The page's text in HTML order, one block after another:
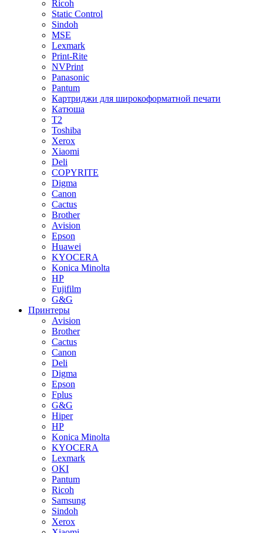
Ricoh
Static Control
Sindoh
MSE
Lexmark
Print-Rite
NVPrint
Panasonic
Pantum
Картриджи для широкоформатной печати
Катюша
T2
Toshiba
Xerox
Xiaomi
Deli
COPYRITE
Digma
Canon
Cactus
Brother
Avision
Epson
Huawei
KYOCERA
Konica Minolta
HP
Fujifilm
G&G
Принтеры
Avision
Brother
Cactus
Canon
Deli
Digma
Epson
Fplus
G&G
Hiper
HP
Konica Minolta
KYOCERA
Lexmark
OKI
Pantum
Ricoh
Samsung
Sindoh
Xerox